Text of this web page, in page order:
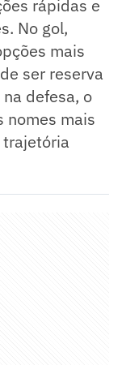
rápidas e
No gol,
mais
ser reserva
defesa, o
nomes mais
trajetória